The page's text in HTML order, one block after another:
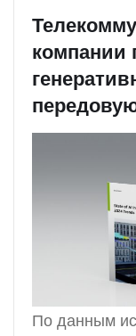
компании
По данным